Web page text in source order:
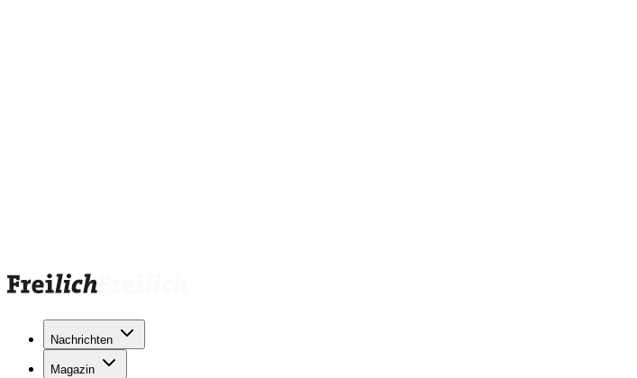
Nachrichten
Magazin